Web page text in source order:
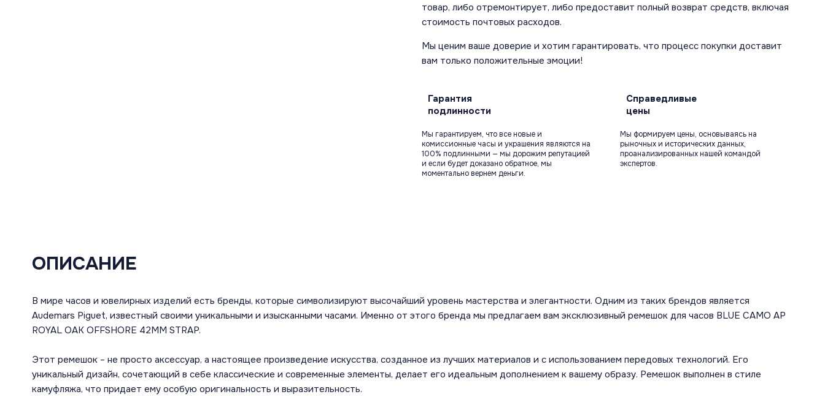
товар, либо отремонтирует, либо предоставит полный возврат средств, включая
стоимость почтовых расходов.
Мы ценим ваше доверие и хотим гарантировать, что процесс покупки доставит
вам только положительные эмоции!
Гарантия
подлинности
Мы гарантируем, что все новые и
комиссионные часы и украшения являются на
100% подлинными — мы дорожим репутацией
и если будет доказано обратное, мы
моментально вернем деньги.
Справедливые
цены
Мы формируем цены, основываясь на
рыночных и исторических данных,
проанализированных нашей командой
экспертов.
ОПИСАНИЕ
В мире часов и ювелирных изделий есть бренды, которые символизируют высочайший уровень мастерства и элегантности. Одним из таких брендов является
Audemars Piguet, известный своими уникальными и изысканными часами. Именно от этого бренда мы предлагаем вам эксклюзивный ремешок для часов BLUE CAMO AP
ROYAL OAK OFFSHORE 42MM STRAP.
Этот ремешок – не просто аксессуар, а настоящее произведение искусства, созданное из лучших материалов и с использованием передовых технологий. Его
уникальный дизайн, сочетающий в себе классические и современные элементы, делает его идеальным дополнением к вашему образу. Ремешок выполнен в стиле
камуфляжа, что придает ему особую оригинальность и выразительность.